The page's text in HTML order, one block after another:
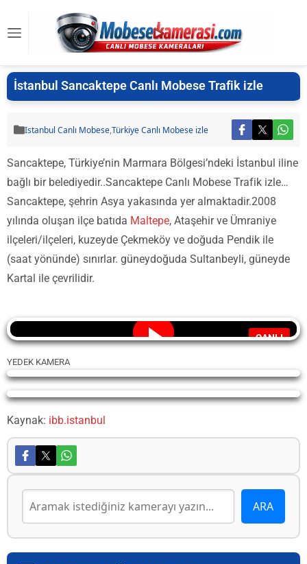
İstanbul Sancaktepe Canlı Mobese Trafik izle
Istanbul Canlı Mobese,Türkiye Canlı Mobese izle
Sancaktepe, Türkiye’nin Marmara Bölgesi’ndeki İstanbul iline
bağlı bir belediyedir..Sancaktepe Canlı Mobese Trafik izle…
Sancaktepe, şehrin Asya yakasında yer almaktadir.2008
yılında oluşan ilçe batıda Maltepe, Ataşehir ve Ümraniye
ilçeleri/ilçeleri, kuzeyde Çekmeköy ve doğuda Pendik ile
(saat yönünde) sınırlar. güneydoğuda Sultanbeyli, güneyde
Kartal ile çevrilidir.
CANLI
YEDEK KAMERA
Yayın Yükleniyor...
Yayın Yükleniyor...
Kaynak: ibb.istanbul